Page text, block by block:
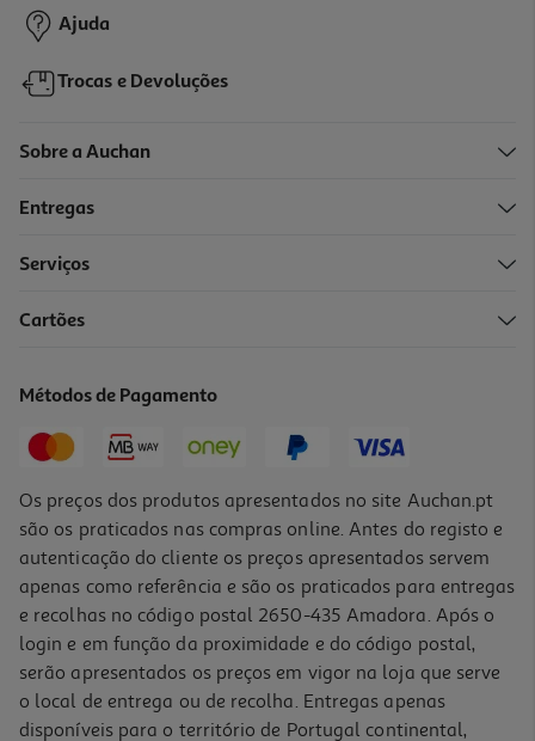
-15%
Price reduced from
3,89 €to
Promoção
Ajuda
Trocas e Devoluções
Sobre a Auchan
Entregas
Serviços
Cartões
Métodos de Pagamento
Os preços dos produtos apresentados no site Auchan.pt
são os praticados nas compras online. Antes do registo e
autenticação do cliente os preços apresentados servem
apenas como referência e são os praticados para entregas
e recolhas no código postal 2650-435 Amadora. Após o
login e em função da proximidade e do código postal,
serão apresentados os preços em vigor na loja que serve
o local de entrega ou de recolha. Entregas apenas
disponíveis para o território de Portugal continental,